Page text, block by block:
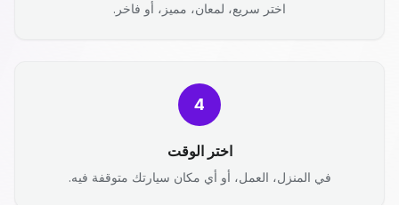
اختر سريع، لمعان، مميز، أو فاخر.
4
اختر الوقت
في المنزل، العمل، أو أي مكان سيارتك متوقفة فيه.